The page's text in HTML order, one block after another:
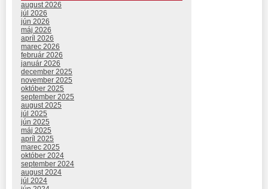
august 2026
júl 2026
jún 2026
máj 2026
apríl 2026
marec 2026
február 2026
január 2026
december 2025
november 2025
október 2025
september 2025
august 2025
júl 2025
jún 2025
máj 2025
apríl 2025
marec 2025
október 2024
september 2024
august 2024
júl 2024